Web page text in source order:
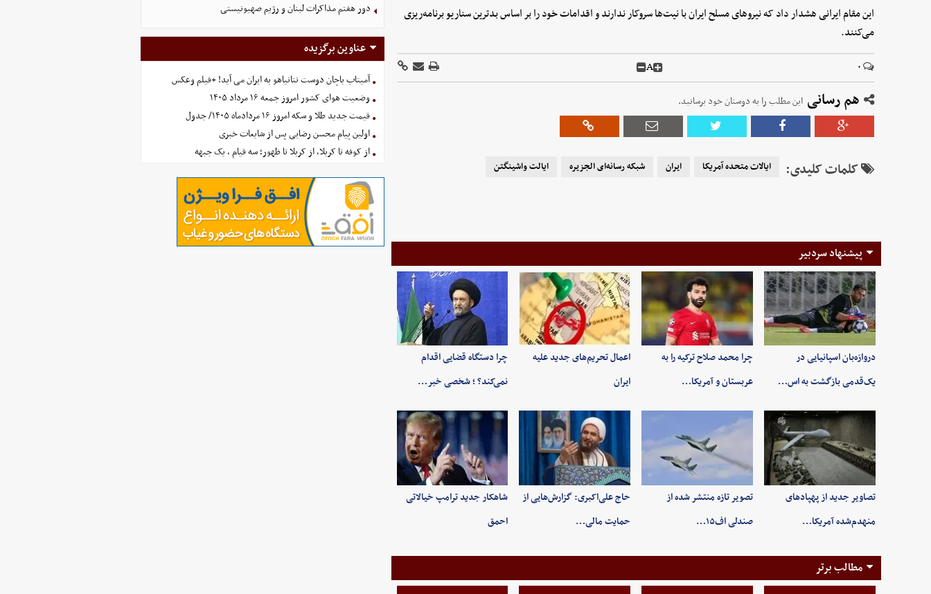
این مقام ایرانی هشدار داد که نیروهای مسلح ایران با نیت‌ها سروکار ندارند و اقدامات خود را بر اساس بدترین سناریو برنامه‌ریزی
می‌کنند.
۰ A
هم رسانی این مطلب را به دوستان خود برسانید.
کلمات کلیدی: ایالات متحده آمریکا ایران شبکه رسانه‌ای الجزیره ایالت واشینگتن
پیشنهاد سردبیر
دروازه‌بان اسپانیایی در
یک‌قدمی بازگشت به اس…
چرا محمد صلاح ترکیه را به
عربستان و آمریکا…
اعمال تحریم‌های جدید علیه
ایران
چرا دستگاه قضایی اقدام
نمی‌کند؟ ؛ شخصی خبر…
تصاویر جدید از پهپادهای
منهدم‌شده آمریکا…
تصویر تازه منتشر شده از
صندلی اف۱۵…
حاج علی‌اکبری: گزارش‌هایی از
حمایت مالی…
شاهکار جدید ترامپ خیالاتی
احمق
مطالب برتر
دور هفتم مذاکرات لبنان و رژیم صهیونیستی
عناوین برگزیده
آمیتاب باچان دوست نتانیاهو به ایران می آید! +فیلم وعکس
وضعیت هوای کشور امروز جمعه ۱۶ مرداد ۱۴۰۵
قیمت جدید طلا و سکه امروز ۱۶ مردادماه ۱۴۰۵/ جدول
اولین پیام محسن رضایی پس از شایعات خبری
از کوفه تا کربلا، از کربلا تا ظهور؛ سه قیام ، یک جبهه